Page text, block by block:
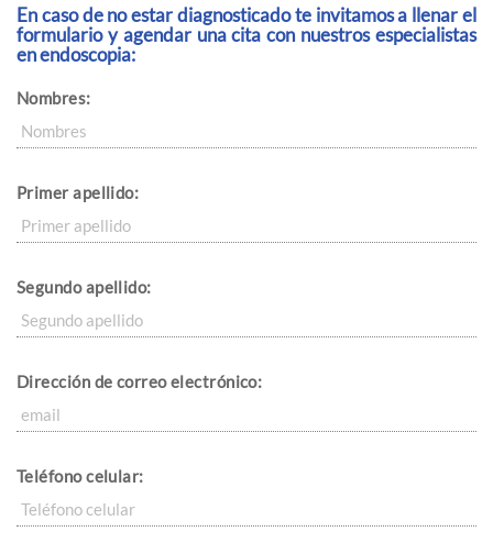
En caso de no estar diagnosticado te invitamos a llenar el
formulario y agendar una cita con nuestros especialistas
en endoscopia:
Nombres:
Primer apellido:
Segundo apellido:
Dirección de correo electrónico:
Teléfono celular: